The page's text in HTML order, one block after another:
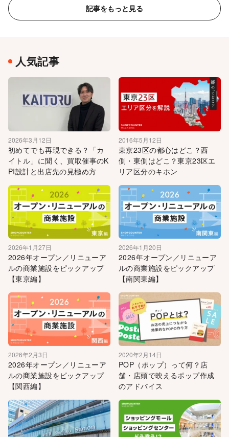
記事をもっと見る
人気記事
2026年3月12日
初めてでも再現できる？「カ
イトル」に聞く、買取催事のK
PI設計と出店先の見極め方
2016年5月12日
東京23区の都心はどこ？西
側・東側はどこ？東京23区エ
リア区分のキホン
2026年1月27日
2026年オープン／リニューア
ルの商業施設をピックアップ
【東京編】
2026年1月20日
2026年オープン／リニューア
ルの商業施設をピックアップ
【南関東編】
2026年2月3日
2026年オープン／リニューア
ルの商業施設をピックアップ
【関西編】
2020年2月14日
POP（ポップ）って何？店
舗・店頭で映えるポップ作成
のアドバイス